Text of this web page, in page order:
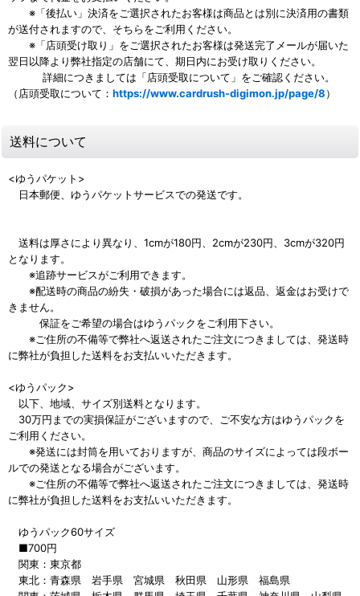
※「後払い」決済をご選択されたお客様は商品とは別に決済用の書類
が送付されますので、そちらをご利用ください。
※「店頭受け取り」をご選択されたお客様は発送完了メールが届いた
翌日以降より弊社指定の店舗にて、期日内にお受け取りください。
詳細につきましては「店頭受取について」をご確認ください。
（店頭受取について： https://www.cardrush-digimon.jp/page/8）
送料について
<ゆうパケット>
日本郵便、ゆうパケットサービスでの発送です。
送料は厚さにより異なり、1cmが180円、2cmが230円、3cmが320円
となります。
※追跡サービスがご利用できます。
※配送時の商品の紛失・破損があった場合には返品、返金はお受けで
きません。
保証をご希望の場合はゆうパックをご利用下さい。
※ご住所の不備等で弊社へ返送されたご注文につきましては、発送時
に弊社が負担した送料をお支払いいただきます。
<ゆうパック>
以下、地域、サイズ別送料となります。
30万円までの実損保証がございますので、ご不安な方はゆうパックを
ご利用ください。
※発送には封筒を用いておりますが、商品のサイズによっては段ボー
ルでの発送となる場合がございます。
※ご住所の不備等で弊社へ返送されたご注文につきましては、発送時
に弊社が負担した送料をお支払いいただきます。
ゆうパック60サイズ
■700円
関東：東京都
東北：青森県 岩手県 宮城県 秋田県 山形県 福島県